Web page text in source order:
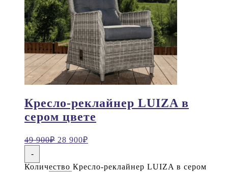
Кресло-реклайнер LUIZA в
сером цвете
49 900₽ 28 900₽
-
Количество Кресло-реклайнер LUIZA в сером